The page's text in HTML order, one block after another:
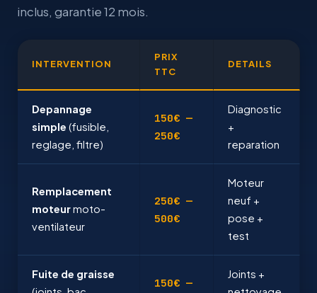
inclus, garantie 12 mois.
INTERVENTION
PRIX
TTC
DETAILS
Depannage
simple (fusible,
reglage, filtre)
150€ —
250€
Diagnostic
+
reparation
Remplacement
moteurmoto-
ventilateur
250€ —
500€
Moteur
neuf +
pose +
test
Fuite de graisse
150€ —
Joints +